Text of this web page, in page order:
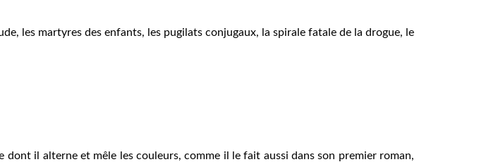
les martyres des enfants, les pugilats conjugaux, la spirale fatale de la drogue, le
dont il alterne et mêle les couleurs, comme il le fait aussi dans son premier roman,